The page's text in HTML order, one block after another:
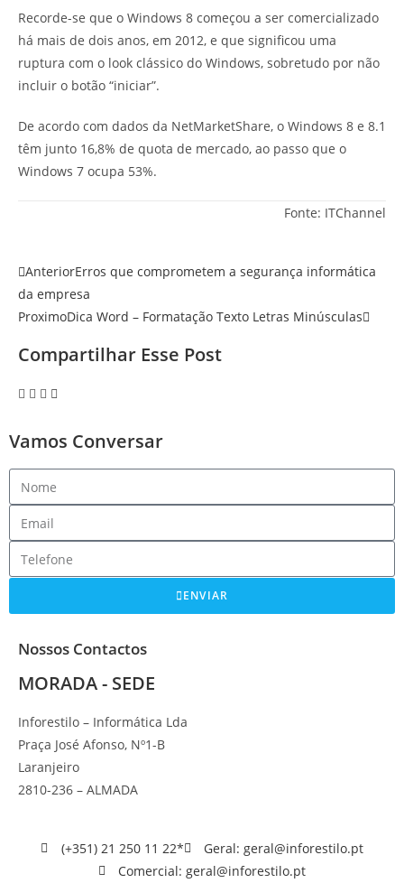
Recorde-se que o Windows 8 começou a ser comercializado
há mais de dois anos, em 2012, e que significou uma
ruptura com o look clássico do Windows, sobretudo por não
incluir o botão “iniciar”.
De acordo com dados da NetMarketShare, o Windows 8 e 8.1
têm junto 16,8% de quota de mercado, ao passo que o
Windows 7 ocupa 53%.
Fonte: ITChannel
AnteriorErros que comprometem a segurança informática
da empresa
ProximoDica Word – Formatação Texto Letras Minúsculas
Compartilhar Esse Post
Vamos Conversar
ENVIAR
Nossos Contactos
MORADA - SEDE
Inforestilo – Informática Lda
Praça José Afonso, Nº1-B
Laranjeiro
2810-236 – ALMADA
(+351) 21 250 11 22*
Geral: geral@inforestilo.pt
Comercial: geral@inforestilo.pt